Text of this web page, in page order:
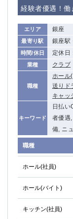
経験者優遇！
エリア 銀座
最寄り駅 銀座
時間/休日 定休日
業種 クラブ
職種
ホール
送りド
キャッ
キーワード
日払い
者優遇
備, ニ
職種
ホール(社員)
ホール(バイト)
キッチン(社員)